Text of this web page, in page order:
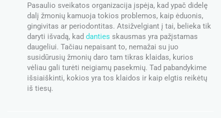
Pasaulio sveikatos organizacija įspėja, kad ypač didelę
dalį žmonių kamuoja tokios problemos, kaip ėduonis,
gingivitas ar periodontitas. Atsižvelgiant į tai, belieka tik
daryti išvadą, kad danties skausmas yra pažįstamas
daugeliui. Tačiau nepaisant to, nemažai su juo
susidūrusių žmonių daro tam tikras klaidas, kurios
vėliau gali turėti neigiamų pasekmių. Tad pabandykime
išsiaiškinti, kokios yra tos klaidos ir kaip elgtis reikėtų
iš tiesų.